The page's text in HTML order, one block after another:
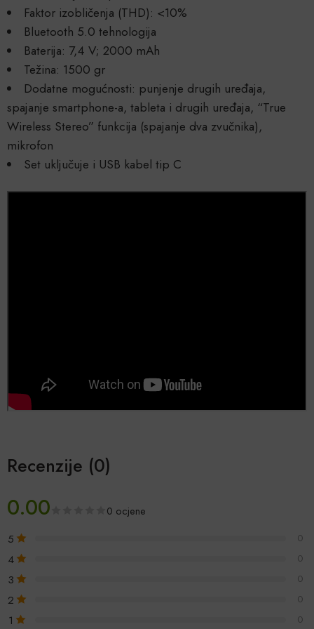
Faktor izobličenja (THD): <10%
Bluetooth 5.0 tehnologija
Baterija: 7,4 V; 2000 mAh
Težina: 1500 gr
Dodatne mogućnosti: punjenje drugih uređaja,
spajanje smartphone-a, tableta i drugih uređaja, “True
Wireless Stereo” funkcija (spajanje dva zvučnika),
mikrofon
Set uključuje i USB kabel tip C
Recenzije (0)
0.00 0 ocjene
5 0
4 0
3 0
2 0
1 0